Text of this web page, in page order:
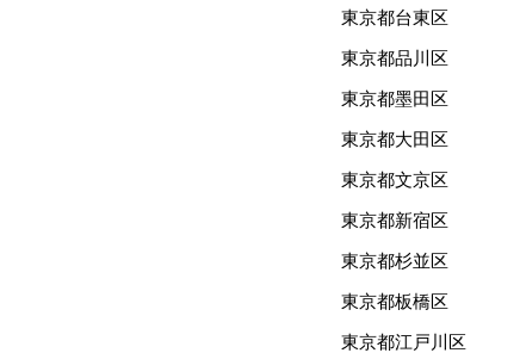
東京都台東区
東京都品川区
東京都墨田区
東京都大田区
東京都文京区
東京都新宿区
東京都杉並区
東京都板橋区
東京都江戸川区